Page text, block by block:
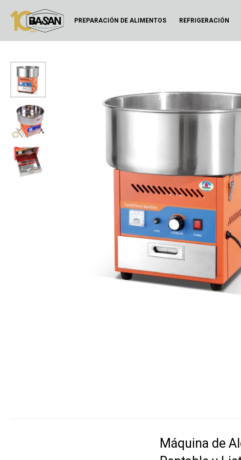
PREPARACIÓN DE ALIMENTOS REFRIGERACIÓN
Máquina de